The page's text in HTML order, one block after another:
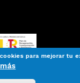
para mejorar tu